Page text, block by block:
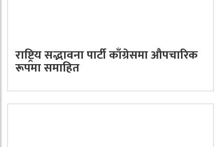
राष्ट्रिय सद्भावना पार्टी काँग्रेसमा औपचारिक
रूपमा समाहित